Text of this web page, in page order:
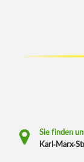
Sie finden
Karl-Marx-